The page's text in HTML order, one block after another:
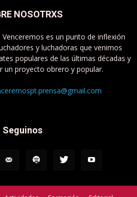
NOSOTRXS
es un punto de inflexión
y luchadoras que venimos
populares de las últimas décadas y
un proyecto obrero y popular.
Seguinos